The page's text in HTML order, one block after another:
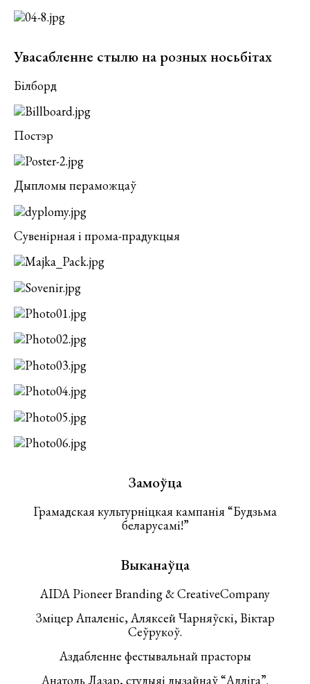
Увасабленне стылю на розных носьбітах
Білборд
Постэр
Дыпломы пераможцаў
Сувенірная і прома-прадукцыя
Замоўца
Грамадская культурніцкая кампанія “Будзьма
беларусамі!”
Выканаўца
AIDA Pioneer Branding & CreativeCompany
Зміцер Апаленіс, Аляксей Чарняўскі, Віктар
Сеўрукоў.
Аздабленне фестывальнай прасторы
Анатоль Лазар, студыяі дызайнаў “Адліга”.